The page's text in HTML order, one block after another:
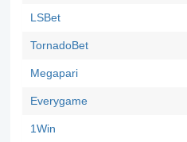
LSBet
TornadoBet
Megapari
Everygame
1Win